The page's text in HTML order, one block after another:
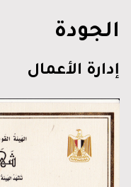
الجودة
إدارة الأعمال